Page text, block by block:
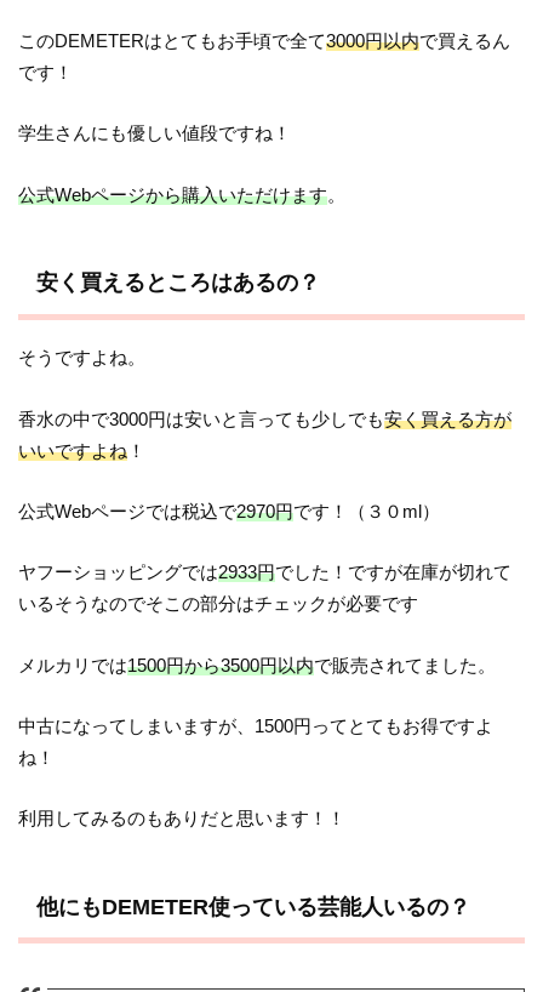
このDEMETERはとてもお手頃で全て3000円以内で買えるん
です！
学生さんにも優しい値段ですね！
公式Webページから購入いただけます。
安く買えるところはあるの？
そうですよね。
香水の中で3000円は安いと言っても少しでも安く買える方が
いいですよね ！
公式Webページでは税込で2970円です！（３０ml）
ヤフーショッピングでは2933円でした！ですが在庫が切れて
いるそうなのでそこの部分はチェックが必要です
メルカリでは1500円から3500円以内で販売されてました。
中古になってしまいますが、1500円ってとてもお得ですよ
ね！
利用してみるのもありだと思います！！
他にもDEMETER使っている芸能人いるの？